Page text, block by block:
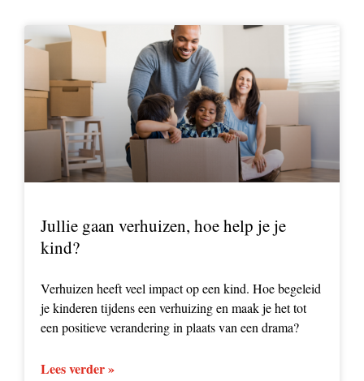
Jullie gaan verhuizen, hoe help je je
kind?
Verhuizen heeft veel impact op een kind. Hoe begeleid
je kinderen tijdens een verhuizing en maak je het tot
een positieve verandering in plaats van een drama?
Lees verder »